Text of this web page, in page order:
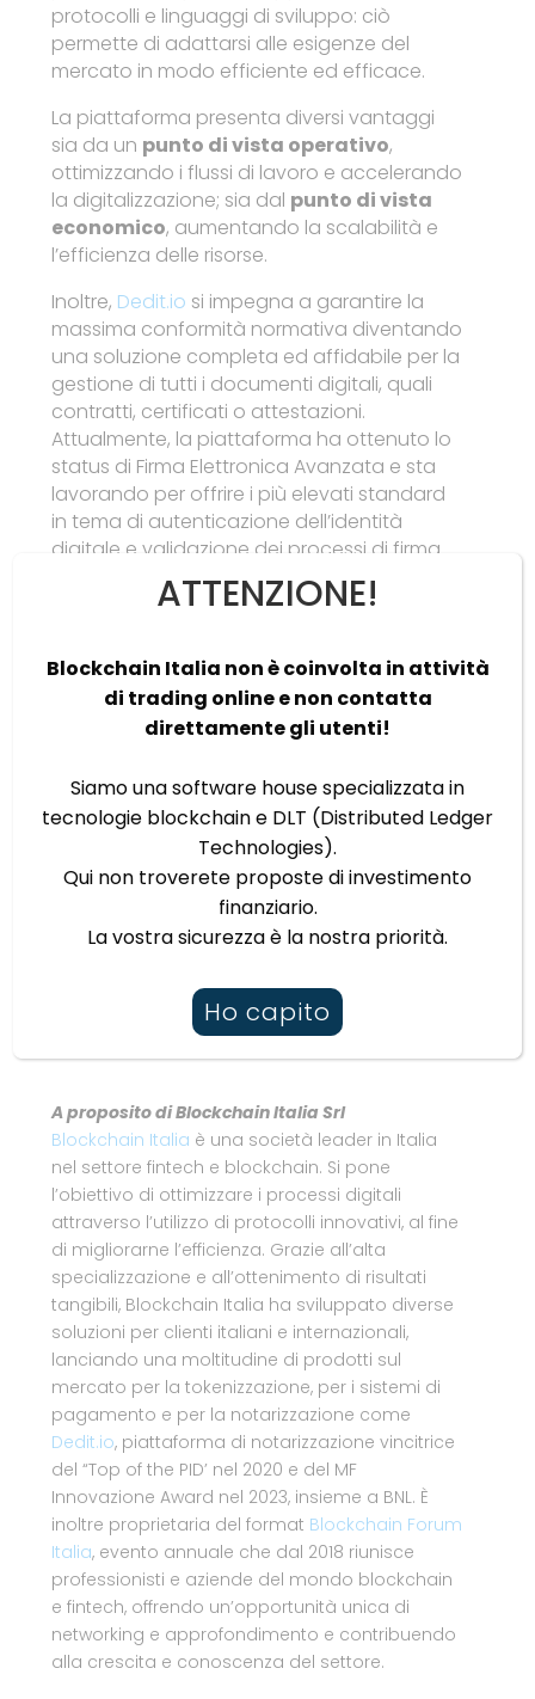
protocolli e linguaggi di sviluppo: ciò
permette di adattarsi alle esigenze del
mercato in modo efficiente ed efficace.
La piattaforma presenta diversi vantaggi
sia da un punto di vista operativo,
ottimizzando i flussi di lavoro e accelerando
la digitalizzazione; sia dal punto di vista
economico, aumentando la scalabilità e
l’efficienza delle risorse.
Inoltre, Dedit.io si impegna a garantire la
massima conformità normativa diventando
una soluzione completa ed affidabile per la
gestione di tutti i documenti digitali, quali
contratti, certificati o attestazioni.
Attualmente, la piattaforma ha ottenuto lo
status di Firma Elettronica Avanzata e sta
lavorando per offrire i più elevati standard
in tema di autenticazione dell’identità
digitale e validazione dei processi di firma.
Siamo entusiasti che la nostra soluzione
Sandbox. Ci impegniamo costantemente a
contribuire alla trasformazione digitale e
alla creazione di soluzioni sicure e conformi
Per saperne di più, è possibile leggere
l’articolo completo
qui
A proposito di Blockchain Italia Srl
Blockchain Italia è una società leader in Italia
nel settore fintech e blockchain. Si pone
l’obiettivo di ottimizzare i processi digitali
attraverso l’utilizzo di protocolli innovativi, al fine
di migliorarne l’efficienza. Grazie all’alta
specializzazione e all’ottenimento di risultati
tangibili, Blockchain Italia ha sviluppato diverse
soluzioni per clienti italiani e internazionali,
lanciando una moltitudine di prodotti sul
mercato per la tokenizzazione, per i sistemi di
pagamento e per la notarizzazione come
Dedit.io, piattaforma di notarizzazione vincitrice
del “Top of the PID’ nel 2020 e del MF
Innovazione Award nel 2023, insieme a BNL. È
inoltre proprietaria del format Blockchain Forum
Italia, evento annuale che dal 2018 riunisce
professionisti e aziende del mondo blockchain
e fintech, offrendo un’opportunità unica di
networking e approfondimento e contribuendo
alla crescita e conoscenza del settore.
ATTENZIONE!
Blockchain Italia non è coinvolta in attività
di trading online e non contatta
direttamente gli utenti!
Siamo una software house specializzata in
tecnologie blockchain e DLT (Distributed Ledger
Technologies).
Qui non troverete proposte di investimento
finanziario.
La vostra sicurezza è la nostra priorità.
Ho capito